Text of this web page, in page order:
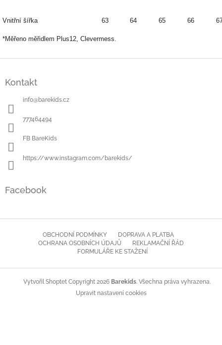
Vnitřní šířka 63 64 65 66
*Měřeno měřidlem Plus12, Clevermess.
Kontakt
info@barekids.cz
777464494
FB BareKids
https://www.instagram.com/barekids/
Facebook
OBCHODNÍ PODMÍNKY
DOPRAVA A PLATBA
OCHRANA OSOBNÍCH ÚDAJŮ
REKLAMAČNÍ ŘÁD
FORMULÁŘE KE STAŽENÍ
Vytvořil Shoptet Copyright 2026 Barekids. Všechna práva vyhrazena.
Upravit nastavení cookies